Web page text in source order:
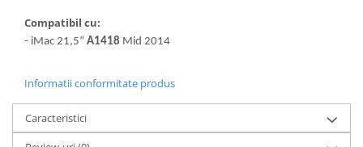
iPhone 15 Plus
iPhone 15
iPhone 14 Pro
iPhone 14 Plus
iPhone 14
Compatibil cu:
- iMac 21,5” A1418 Mid 2014
Informatii conformitate produs
Caracteristici